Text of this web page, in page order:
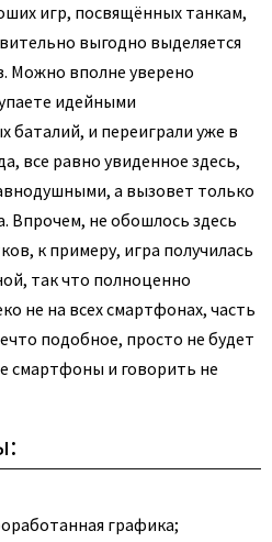
игр, посвящённых танкам,
выгодно выделяется
Можно вполне уверено
идейными
баталий, и переиграли уже в
все равно увиденное здесь,
а вызовет только
Впрочем, не обошлось здесь
к примеру, игра получилась
так что полноценно
не на всех смартфонах, часть
подобное, просто не будет
смартфоны и говорить не
графика;